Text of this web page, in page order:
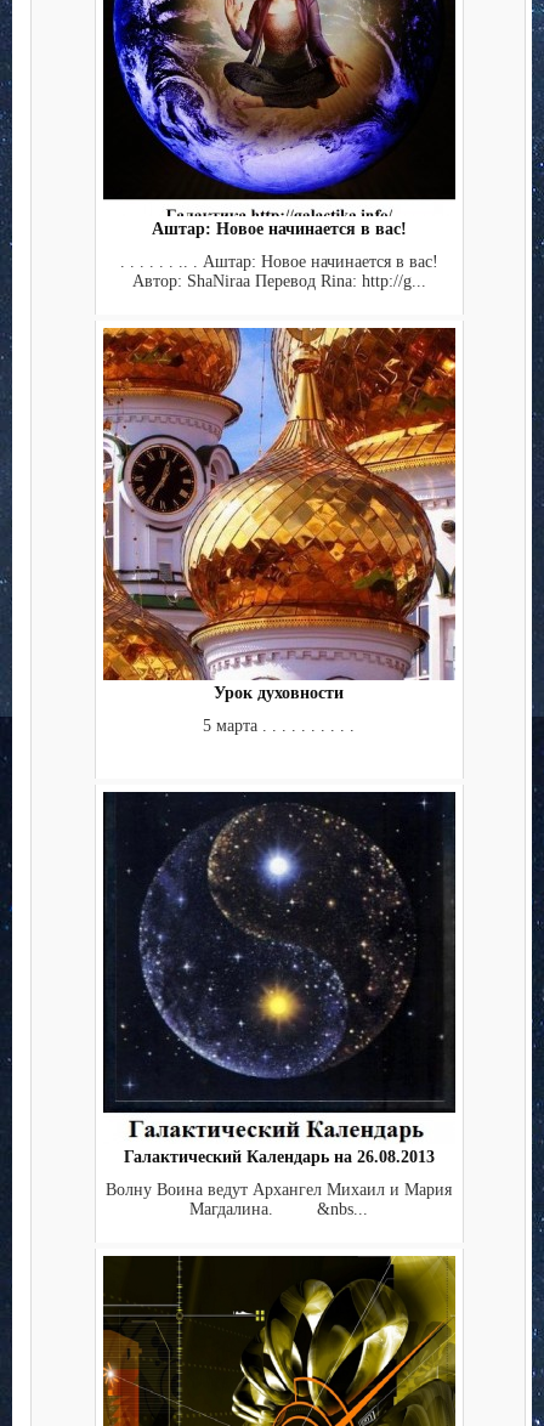
Аштар: Новое начинается в вас!
. . . . . . .. . Аштар: Новое начинается в вас!
Автор: ShaNiraa Перевод Rina: http://g...
Урок духовности
5 марта . . . . . . . . . .
Галактический Календарь на 26.08.2013
Волну Воина ведут Архангел Михаил и Мария
Магдалина. &nbs...